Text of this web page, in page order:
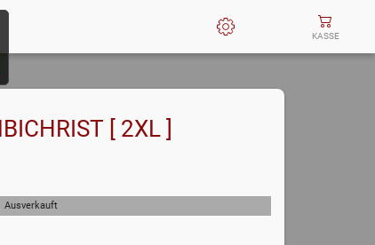
KASSE
[ 2XL ]
Ausverkauft